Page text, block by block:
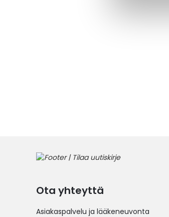
Ota yhteyttä
Asiakaspalvelu ja lääkeneuvonta